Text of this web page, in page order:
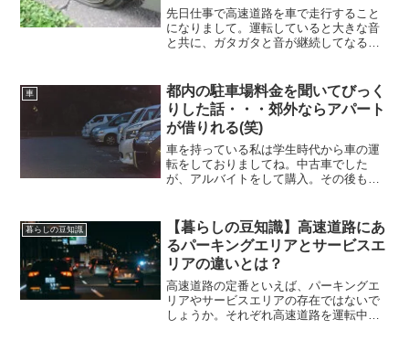
先日仕事で高速道路を車で走行すること
になりまして。運転していると大きな音
と共に、ガタガタと音が継続してなるよ
てみると・・・見事にパンクしておりま
したorz
車
都内の駐車場料金を聞いてびっく
りした話・・・郊外ならアパート
が借りれる(笑)
車を持っている私は学生時代から車の運
転をしておりましてね。中古車でした
が、アルバイトをして購入。その後も車
のXトレイルという車。人生初となるRV
車が現在の愛車です。4W...
暮らしの豆知識
【暮らしの豆知識】高速道路にあ
るパーキングエリアとサービスエ
リアの違いとは？
高速道路の定番といえば、パーキングエ
リアやサービスエリアの存在ではないで
しょうか。それぞれ高速道路を運転中に